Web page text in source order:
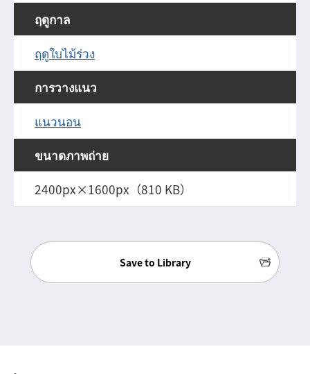
ฤดูกาล
ฤดูใบไม้ร่วง
การวางแนว
แนวนอน
ขนาดภาพถ่าย
2400px×1600px（810 KB）
Save to Library